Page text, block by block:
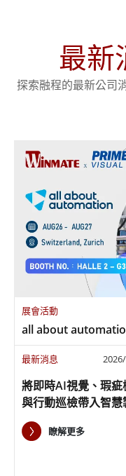
最新
探索融程的最新公司
展會活動
all about
最新消息
將即時AI視覺、瑕疵
與行動巡檢帶入智慧
現場
瞭解更多